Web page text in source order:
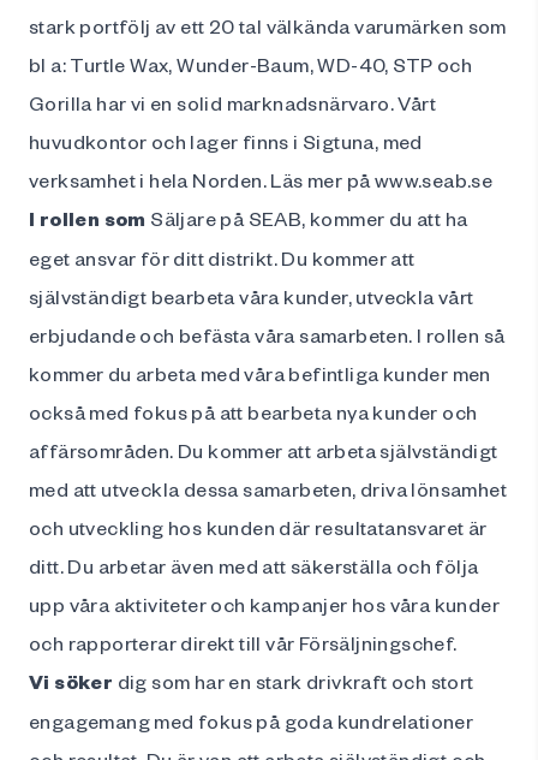
stark portfölj av ett 20 tal välkända varumärken som
bl a: Turtle Wax, Wunder-Baum, WD-40, STP och
Gorilla har vi en solid marknadsnärvaro. Vårt
huvudkontor och lager finns i Sigtuna, med
verksamhet i hela Norden. Läs mer på www.seab.se
I rollen som Säljare på SEAB, kommer du att ha
eget ansvar för ditt distrikt. Du kommer att
självständigt bearbeta våra kunder, utveckla vårt
erbjudande och befästa våra samarbeten. I rollen så
kommer du arbeta med våra befintliga kunder men
också med fokus på att bearbeta nya kunder och
affärsområden. Du kommer att arbeta självständigt
med att utveckla dessa samarbeten, driva lönsamhet
och utveckling hos kunden där resultatansvaret är
ditt. Du arbetar även med att säkerställa och följa
upp våra aktiviteter och kampanjer hos våra kunder
och rapporterar direkt till vår Försäljningschef.
Vi söker dig som har en stark drivkraft och stort
engagemang med fokus på goda kundrelationer